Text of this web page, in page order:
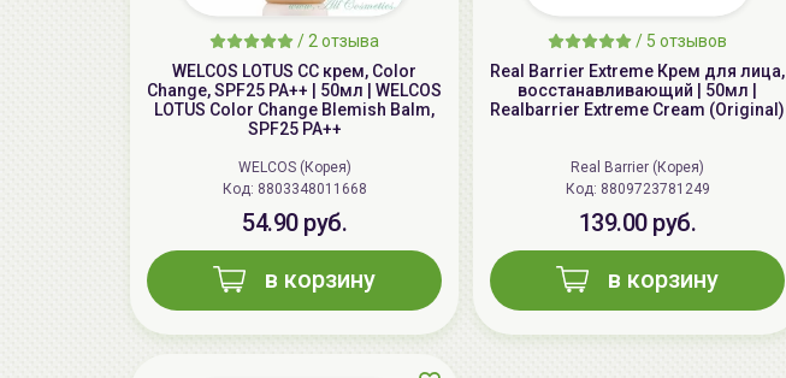
/ 2 отзыва
WELCOS LOTUS СС крем, Color
Change, SPF25 PA++ | 50мл | WELCOS
LOTUS Color Change Blemish Balm,
SPF25 PA++
WELCOS (Корея)
Код: 8803348011668
54.90 руб.
в корзину
/ 5 отзывов
Real Barrier Extreme Крем для лица,
восстанавливающий | 50мл |
Realbarrier Extreme Cream (Original)
Real Barrier (Корея)
Код: 8809723781249
139.00 руб.
в корзину